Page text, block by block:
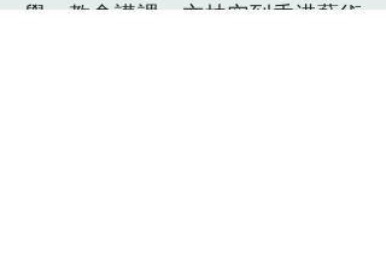
學、教會講課。亦抽空到香港藝術